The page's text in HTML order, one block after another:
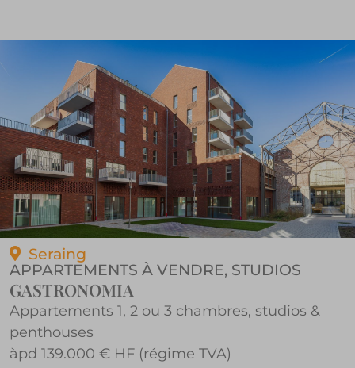
Seraing
APPARTEMENTS À VENDRE, STUDIOS
GASTRONOMIA
Appartements 1, 2 ou 3 chambres, studios &
penthouses
àpd 139.000 € HF (régime TVA)